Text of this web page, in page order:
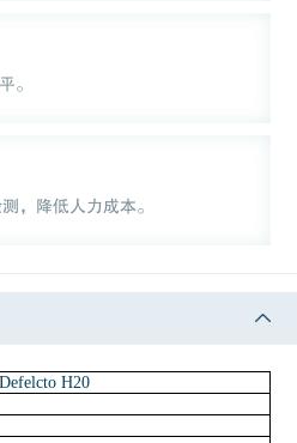
。
，降低人力成本。
Defelcto H20